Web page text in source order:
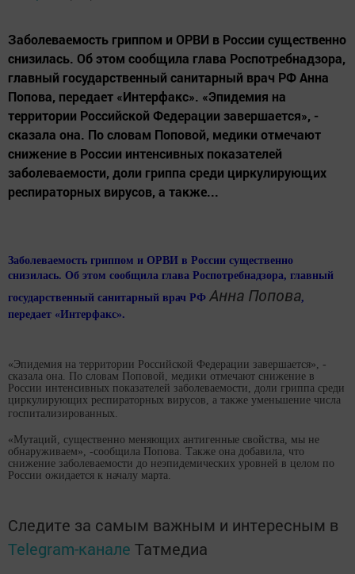
Заболеваемость гриппом и ОРВИ в России существенно
снизилась. Об этом сообщила глава Роспотребнадзора,
главный государственный санитарный врач РФ Анна
Попова, передает «Интерфакс». «Эпидемия на
территории Российской Федерации завершается», -
сказала она. По словам Поповой, медики отмечают
снижение в России интенсивных показателей
заболеваемости, доли гриппа среди циркулирующих
респираторных вирусов, а также...
Заболеваемость гриппом и ОРВИ в России существенно
снизилась. Об этом сообщила глава Роспотребнадзора, главный
государственный санитарный врач РФ Анна Попова,
передает «Интерфакс».
«Эпидемия на территории Российской Федерации завершается», -
сказала она. По словам Поповой, медики отмечают снижение в
России интенсивных показателей заболеваемости, доли гриппа среди
циркулирующих респираторных вирусов, а также уменьшение числа
госпитализированных.
«Мутаций, существенно меняющих антигенные свойства, мы не
обнаруживаем», -сообщила Попова. Также она добавила, что
снижение заболеваемости до неэпидемических уровней в целом по
России ожидается к началу марта.
Следите за самым важным и интересным в
Telegram-канале Татмедиа